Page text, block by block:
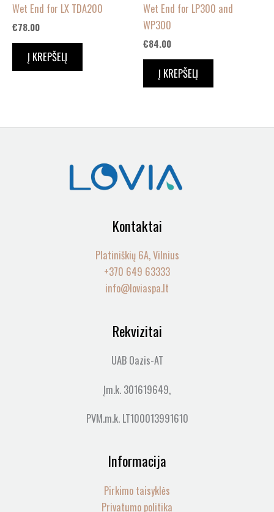
Wet End for LX TDA200
€78.00
Į KREPŠELĮ
Wet End for LP300 and
WP300
€84.00
Į KREPŠELĮ
Kontaktai
Platiniškių 6A, Vilnius
+370 649 63333
info@loviaspa.lt
Rekvizitai
UAB Oazis-AT
Įm.k. 301619649,
PVM.m.k. LT100013991610
Informacija
Pirkimo taisyklės
Privatumo politika